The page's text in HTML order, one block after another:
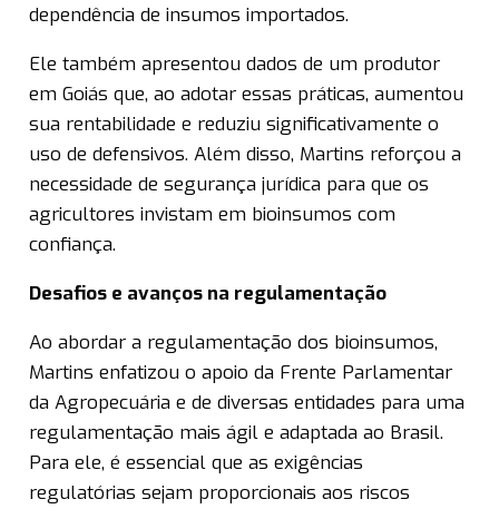
dependência de insumos importados.
Ele também apresentou dados de um produtor
em Goiás que, ao adotar essas práticas, aumentou
sua rentabilidade e reduziu significativamente o
uso de defensivos. Além disso, Martins reforçou a
necessidade de segurança jurídica para que os
agricultores invistam em bioinsumos com
confiança.
Desafios e avanços na regulamentação
Ao abordar a regulamentação dos bioinsumos,
Martins enfatizou o apoio da Frente Parlamentar
da Agropecuária e de diversas entidades para uma
regulamentação mais ágil e adaptada ao Brasil.
Para ele, é essencial que as exigências
regulatórias sejam proporcionais aos riscos